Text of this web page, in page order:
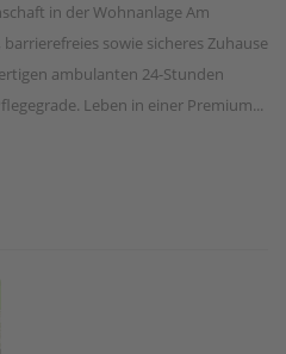
in der Wohnanlage Am
sowie sicheres Zuhause
ambulanten 24-Stunden
Leben in einer Premium...